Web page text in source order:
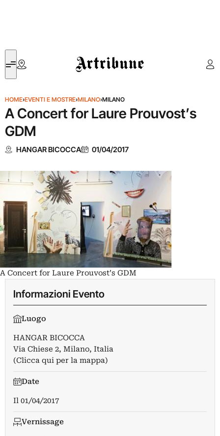
Artribune
HOME›EVENTI E MOSTRE›MILANO›MILANO
A Concert for Laure Prouvost’s
GDM
HANGAR BICOCCA 01/04/2017
A Concert for Laure Prouvost’s GDM
Informazioni Evento
Luogo
HANGAR BICOCCA
Via Chiese 2, Milano, Italia
(Clicca qui per la mappa)
Date
Il 01/04/2017
Vernissage